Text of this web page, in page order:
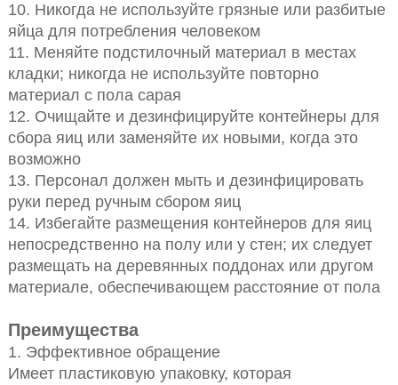
10. Никогда не используйте грязные или разбитые
яйца для потребления человеком
11. Меняйте подстилочный материал в местах
кладки; никогда не используйте повторно
материал с пола сарая
12. Очищайте и дезинфицируйте контейнеры для
сбора яиц или заменяйте их новыми, когда это
возможно
13. Персонал должен мыть и дезинфицировать
руки перед ручным сбором яиц
14. Избегайте размещения контейнеров для яиц
непосредственно на полу или у стен; их следует
размещать на деревянных поддонах или другом
материале, обеспечивающем расстояние от пола
Преимущества
1. Эффективное обращение
Имеет пластиковую упаковку, которая